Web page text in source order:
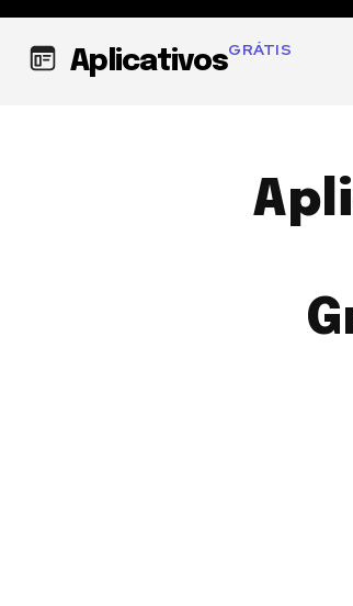
AplicativosGRÁTIS